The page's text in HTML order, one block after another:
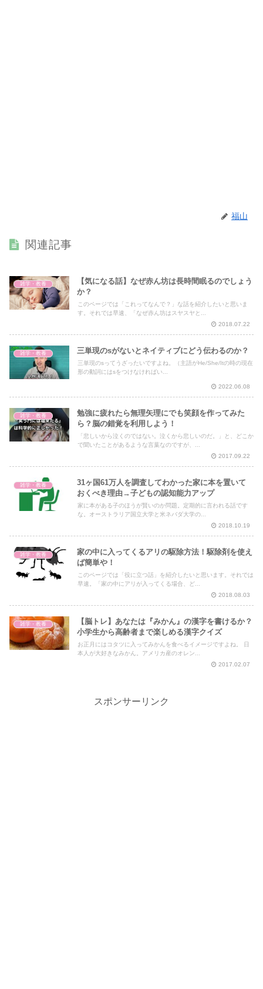
福山
関連記事
雑学・教養
【気になる話】なぜ赤ん坊は長時間眠るのでしょう
か？
このページでは「これってなんで？」な話を紹介したいと思いま
す。それでは早速、「なぜ赤ん坊はスヤスヤと...
2018.07.22
雑学・教養 三単現のsがないとネイティブにどう伝わるのか？
三単現のsってうざったいですよね。（主語がHe/She/Itの時の現在
形の動詞にはsをつけなければい...
2022.06.08
雑学・教養
勉強に疲れたら無理矢理にでも笑顔を作ってみた
ら？脳の錯覚を利用しよう！
「悲しいから泣くのではない。泣くから悲しいのだ。」と、どこか
で聞いたことがあるような言葉なのですが、...
2017.09.22
雑学・教養
31ヶ国61万人を調査してわかった家に本を置いて
おくべき理由→子どもの認知能力アップ
家に本がある子のほうが賢いのか問題。定期的に言われる話です
な。オーストラリア国立大学と米ネバダ大学の...
2018.10.19
雑学・教養
家の中に入ってくるアリの駆除方法！駆除剤を使え
ば簡単や！
このページでは「役に立つ話」を紹介したいと思います。それでは
早速。「家の中にアリが入ってくる場合、ど...
2018.08.03
雑学・教養
【脳トレ】あなたは『みかん』の漢字を書けるか？
小学生から高齢者まで楽しめる漢字クイズ
お正月にはコタツに入ってみかんを食べるイメージですよね。 日
本人が大好きなみかん。アメリカ産のオレン...
2017.02.07
スポンサーリンク